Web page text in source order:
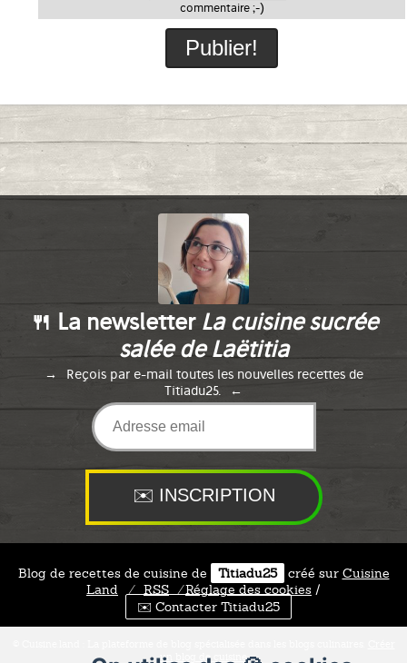
commentaire ;-)
🍴 La newsletter La cuisine sucrée
salée de Laëtitia
Reçois par e-mail toutes les nouvelles recettes de
Titiadu25.
Blog de recettes de cuisine de Titiadu25 créé sur Cuisine
Land
⁄ RSS ⁄Réglage des cookies /
✉️ Contacter Titiadu25
un blog de cuisine